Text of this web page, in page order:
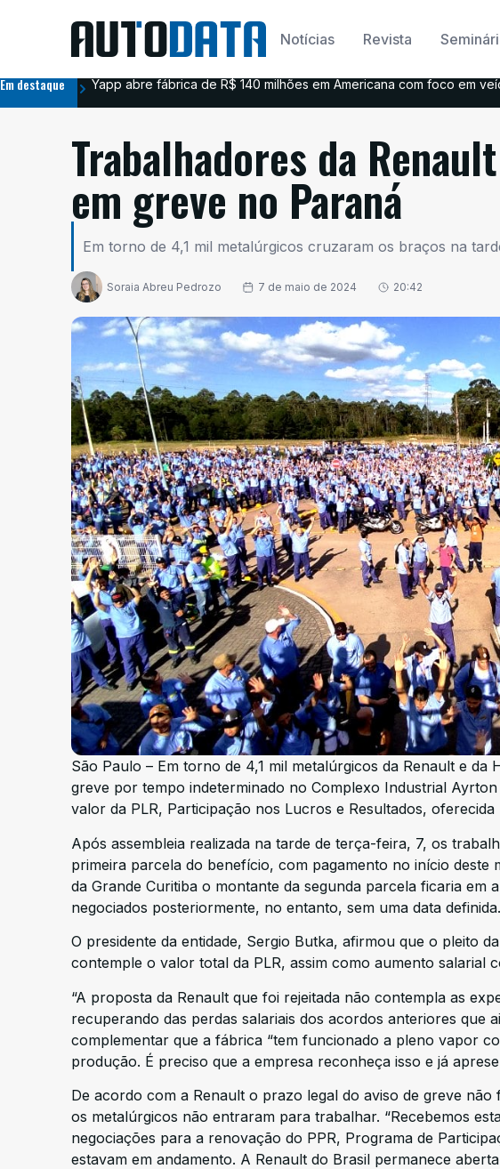
Notícias Revista
Em destaque Yapp abre fábrica de R$ 140 milhões em Americana com foco em
Trabalhadores da
em greve no Paraná
Em torno de 4,1 mil metalúrgicos cruzaram os braços na
Soraia Abreu Pedrozo 7 de maio de 2024 20:42
São Paulo – Em torno de 4,1 mil metalúrgicos da Renault e
greve por tempo indeterminado no Complexo Industrial
valor da PLR, Participação nos Lucros e Resultados, oferecida
Após assembleia realizada na tarde de terça-feira, 7, os
primeira parcela do benefício, com pagamento no início deste
da Grande Curitiba o montante da segunda parcela ficaria em
negociados posteriormente, no entanto, sem uma data definida.
O presidente da entidade, Sergio Butka, afirmou que o pleito
contemple o valor total da PLR, assim como aumento salarial
“A proposta da Renault que foi rejeitada não contempla as
recuperando das perdas salariais dos acordos anteriores que
complementar que a fábrica “tem funcionado a pleno vapor
produção. É preciso que a empresa reconheça isso e já
De acordo com a Renault o prazo legal do aviso de greve
os metalúrgicos não entraram para trabalhar. “Recebemos
negociações para a renovação do PPR, Programa de
estavam em andamento. A Renault do Brasil permanece